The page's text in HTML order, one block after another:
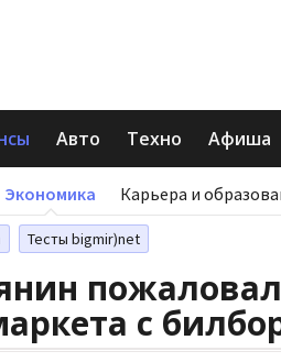
Авто Техно Афиша
Экономика Карьера и
Тесты bigmir)net
с